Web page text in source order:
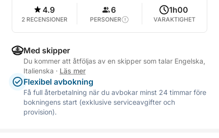
4.9
2 RECENSIONER
6
PERSONER
1h00
VARAKTIGHET
Med skipper
Du kommer att åtföljas av en skipper som talar Engelska,
Italienska · Läs mer
Flexibel avbokning
Få full återbetalning när du avbokar minst 24 timmar före
bokningens start (exklusive serviceavgifter och
provision).